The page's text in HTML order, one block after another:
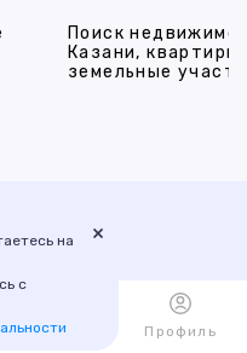
Поиск
Казани,
земельные
ИПОТЕКА
на
с
×
Профиль